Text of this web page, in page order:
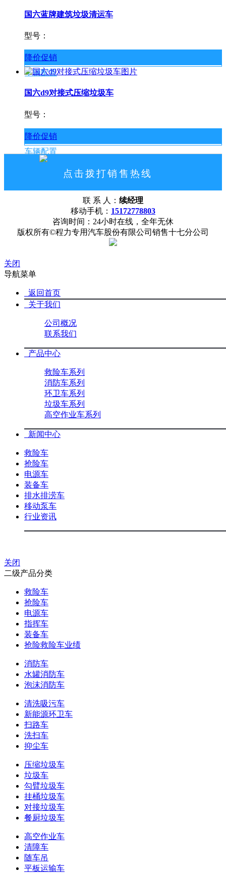
国六蓝牌建筑垃圾清运车
型号：
降价促销
车辆配置
国六d9对接式压缩垃圾车
型号：
降价促销
车辆配置
点击拨打销售热线
15172778803
公司概况
联 系 人： 续经理
移动手机： 15172778803
咨询时间：24小时在线，全年无休
版权所有©程力专用汽车股份有限公司销售十七分公司
关闭
导航菜单
返回首页
关于我们
公司概况
联系我们
产品中心
救险车系列
消防车系列
环卫车系列
垃圾车系列
高空作业车系列
新闻中心
救险车
抢险车
电源车
装备车
排水排涝车
移动泵车
行业资讯
关闭
二级产品分类
救险车
抢险车
电源车
指挥车
装备车
抢险救险车业绩
消防车
水罐消防车
泡沫消防车
清洗吸污车
新能源环卫车
扫路车
洗扫车
抑尘车
压缩垃圾车
垃圾车
勾臂垃圾车
挂桶垃圾车
对接垃圾车
餐厨垃圾车
高空作业车
清障车
随车吊
平板运输车